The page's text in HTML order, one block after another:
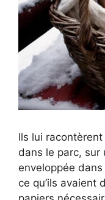
Ils lui
dans le parc, sur
enveloppée
ce qu’ils avaient